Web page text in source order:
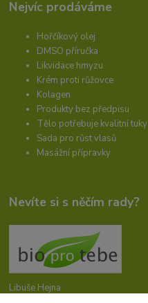
Nejvíc prodáváme
Hořčíkový olej
DMSO příručka
Likvidace hmyzu
Krém proti růžovce
Kolagen
Produkty bez předpisu
Tělo potřebuje kvalitní tuky
Sada pro růst vlasů
Masážní přípravky
Nevíte si s něčím rady?
Libuše Hejna